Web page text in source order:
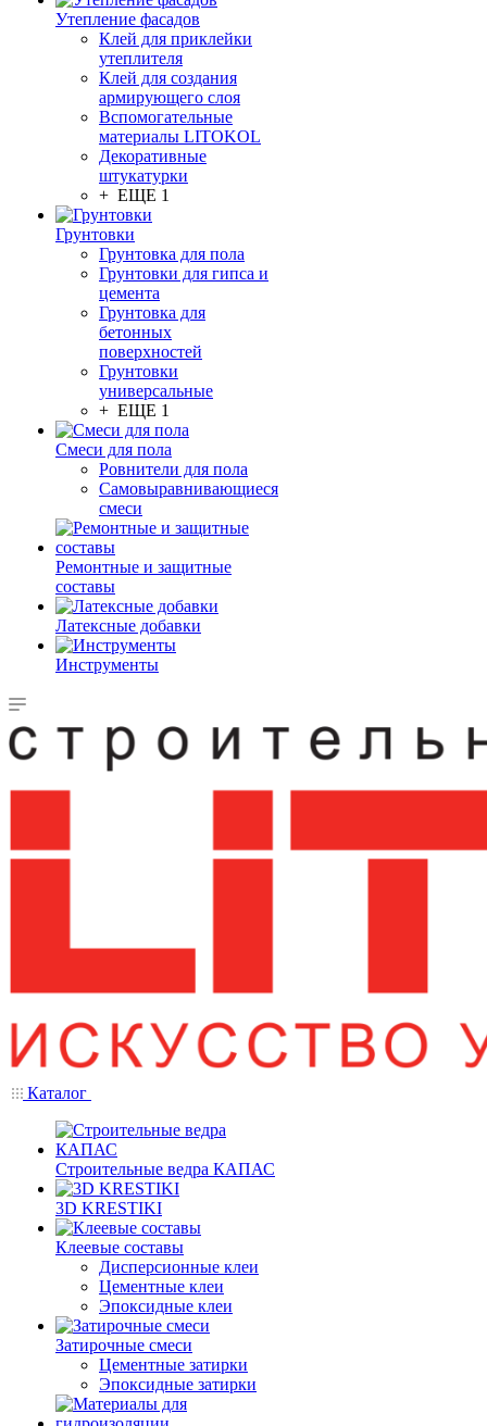
Утепление фасадов
Клей для приклейки
утеплителя
Клей для создания
армирующего слоя
Вспомогательные
материалы LITOKOL
Декоративные
штукатурки
+ ЕЩЕ 1
Грунтовки
Грунтовка для пола
Грунтовки для гипса и
цемента
Грунтовка для
бетонных
поверхностей
Грунтовки
универсальные
+ ЕЩЕ 1
Смеси для пола
Ровнители для пола
Самовыравнивающиеся
смеси
Ремонтные и защитные
составы
Латексные добавки
Инструменты
Каталог
Строительные ведра КАПАС
3D KRESTIKI
Клеевые составы
Дисперсионные клеи
Цементные клеи
Эпоксидные клеи
Затирочные смеси
Цементные затирки
Эпоксидные затирки